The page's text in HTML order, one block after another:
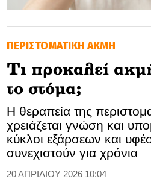
SOOZIE’S FRIENDS
CULTURE
TASTELAND
TECH
HEALTH
ΠΕΡΙΣΤΟΜΑΤΙΚΗ ΑΚΜΗ
Τι προκαλεί
το στόμα;
Η θεραπεία της
χρειάζεται γνώση και
κύκλοι εξάρσεων και
συνεχιστούν για χρόνια
20 ΑΠΡΙΛΙΟΥ 2026 10:04